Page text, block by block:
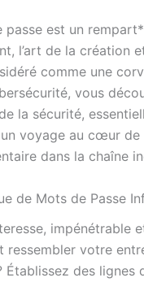
est un
l’art de la création
comme une
vous
la sécurité,
voyage au cœur
dans la chaîne
de Mots de Passe
impénétrable
ressembler votre
Établissez des lignes